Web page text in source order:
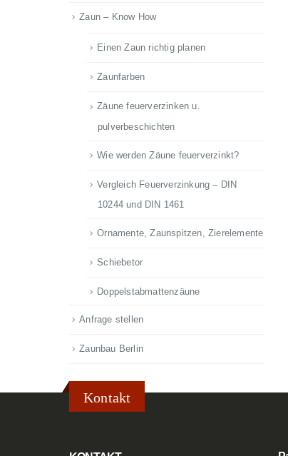
Zaun – Know How
Einen Zaun richtig planen
Zaunfarben
Zäune feuerverzinken u.
pulverbeschichten
Wie werden Zäune feuerverzinkt?
Vergleich Feuerverzinkung – DIN
10244 und DIN 1461
Ornamente, Zaunspitzen, Zierelemente
Schiebetor
Doppelstabmattenzäune
Anfrage stellen
Zaunbau Berlin
Kontakt